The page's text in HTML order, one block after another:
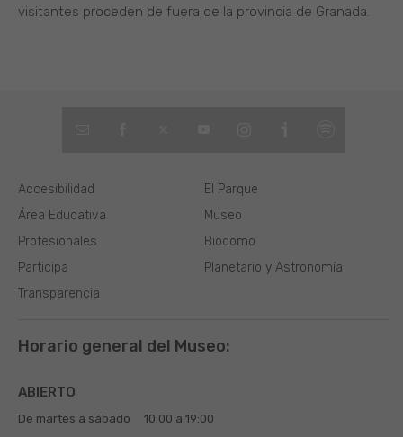
visitantes proceden de fuera de la provincia de Granada.
El Parque
Museo
Biodomo
Planetario y Astronomía
Área Educativa
Profesionales
Participa
Transparencia
Accesibilidad
Horario general del Museo:
ABIERTO
De martes a sábado 10:00 a 19:00